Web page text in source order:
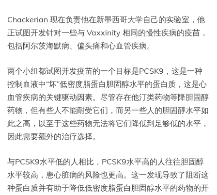
Chackerian 现在负责他在新墨西哥大学自己的实验室，他
正试图开发针对一些与 Vaxxinity 相同的慢性疾病的疫苗，
包括阿尔茨海默病、偏头痛和心血管疾病。
两个小组都试图开发疫苗的一个目标是PCSK9，这是一种
控制血液中“坏”低密度脂蛋白胆固醇水平的蛋白质，这是心
血管疾病的关键驱动因素。尽管存在他汀类药物等降胆固醇
药物，但有些人不能耐受它们，而另一些人的胆固醇水平如
此之高，以至于这些药物无法将它们降低到足够低的水平，
因此需要额外的治疗选择。
与PCSK9水平低的人相比，PCSK9水平高的人往往胆固醇
水平较高，患心脏病的风险也更高。这一发现导致了阻断这
种蛋白质并有助于降低低密度脂蛋白胆固醇水平的药物的开